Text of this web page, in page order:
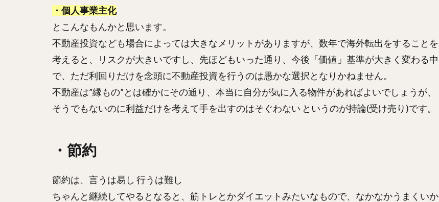
・個人事業主化
とこんなもんかと思います。
不動産投資なども場合によっては大きなメリットがありますが、数年で海外転出をすることを
考えると、リスクが大きいですし、先ほどもいった通り、今後「価値」基準が大きく変わる中
で、ただ利回りだけを念頭に不動産投資を行うのは愚かな選択となりかねません。
不動産は”縁もの”とは確かにその通り、本当に自分が気に入る物件があればよいでしょうが、
そうでもないのに利益だけを考えて手を出すのはそぐわない というのが持論(受け売り)です。
・節約
節約は、言うは易し 行うは難し
ちゃんと継続してやるとなると、筋トレとかダイエットみたいなもので、なかなかうまくいか